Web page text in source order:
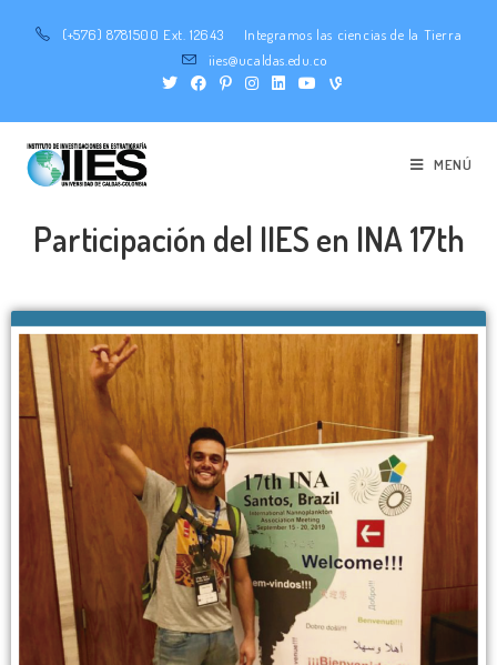
(+576) 8781500 Ext. 12643
Integramos las ciencias de la Tierra
iies@ucaldas.edu.co
MENÚ
Participación del IIES en INA 17th